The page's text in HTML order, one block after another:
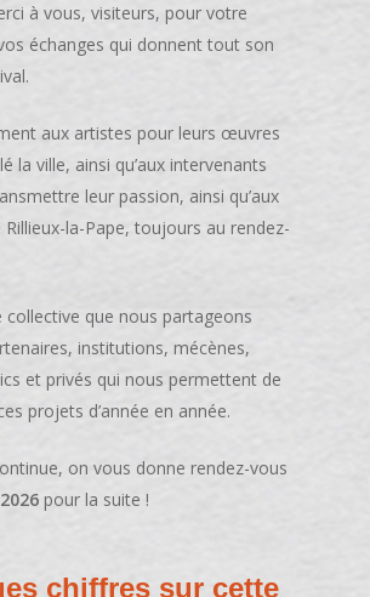
à vous, visiteurs, pour votre
échanges qui donnent tout son
aux artistes pour leurs œuvres
la ville, ainsi qu’aux intervenants
leur passion, ainsi qu’aux
la-Pape, toujours au rendez-
collective que nous partageons
institutions, mécènes,
et privés qui nous permettent de
projets d’année en année.
on vous donne rendez-vous
pour la suite !
chiffres sur cette